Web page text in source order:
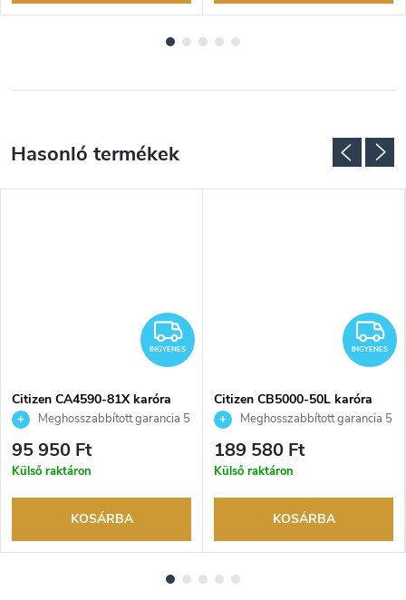
INGYENES
INGYENES
Citizen CA4590-81X karóra
Meghosszabbított garancia 5
évre. Akár 100 napos
visszaküldési lehetőség. Hivatalos
95 950 Ft
Külső raktáron
KOSÁRBA
INGYENES
Citizen CB5000-50L karóra
Meghosszabbított garancia 5
évre. Akár 100 napos
visszaküldési lehetőség. Hivatalos
189 580 Ft
Külső raktáron
KOSÁRBA